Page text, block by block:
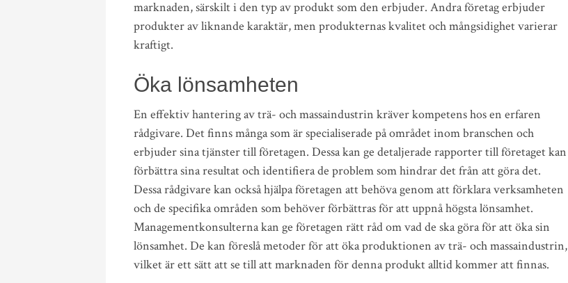
marknaden, särskilt i den typ av produkt som den erbjuder. Andra företag erbjuder
produkter av liknande karaktär, men produkternas kvalitet och mångsidighet varierar
kraftigt.
Öka lönsamheten
En effektiv hantering av trä- och massaindustrin kräver kompetens hos en erfaren
rådgivare. Det finns många som är specialiserade på området inom branschen och
erbjuder sina tjänster till företagen. Dessa kan ge detaljerade rapporter till företaget kan
förbättra sina resultat och identifiera de problem som hindrar det från att göra det.
Dessa rådgivare kan också hjälpa företagen att behöva genom att förklara verksamheten
och de specifika områden som behöver förbättras för att uppnå högsta lönsamhet.
Managementkonsulterna kan ge företagen rätt råd om vad de ska göra för att öka sin
lönsamhet. De kan föreslå metoder för att öka produktionen av trä- och massaindustrin,
vilket är ett sätt att se till att marknaden för denna produkt alltid kommer att finnas.